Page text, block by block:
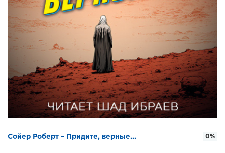
Сойер Роберт – Придите, верные... 0%